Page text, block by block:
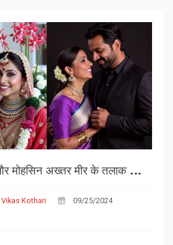
उ
र्मिला मातोंडकर और मोहसिन अख्तर मीर के तलाक की खबर: 8 साल के शादी के बाद अलग होने की वजह
Vikas Kothari
09/25/2024